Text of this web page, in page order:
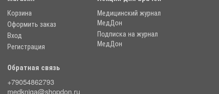
Корзина
Оформить заказ
Вход
Регистрация
Медицинский журнал
МедДон
Подписка на журнал
МедДон
Обратная связь
+79054862793
medkniga@shopdon.ru